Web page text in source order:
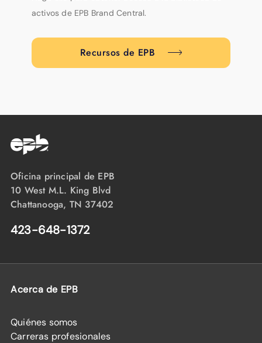
activos de EPB Brand Central.
Recursos de EPB
Oficina principal de EPB
10 West M.L. King Blvd
Chattanooga, TN 37402
423-648-1372
Acerca de EPB
Quiénes somos
Carreras profesionales